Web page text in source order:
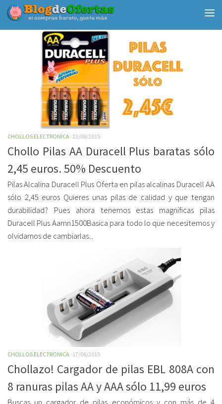
Debajo del contenido
CHOLLOS ELECTRONICA 22/08/2015
Chollo Pilas AA Duracell Plus baratas sólo
2,45 euros. 50% Descuento
Pilas Alcalina Duracell Plus Oferta en pilas alcalinas Duracell AA
sólo 2,45 euros Quieres unas pilas de calidad y que tengan
durabilidad? Pues ahora tenemos estas magníficas pilas
Duracell Plus Aamn1500Basica para todo lo que necesitemos y
olvidarnos de cambiarlas...
CHOLLOS ELECTRONICA 17/06/2015
Chollazo! Cargador de pilas EBL 808A con
8 ranuras pilas AA y AAA sólo 11,99 euros